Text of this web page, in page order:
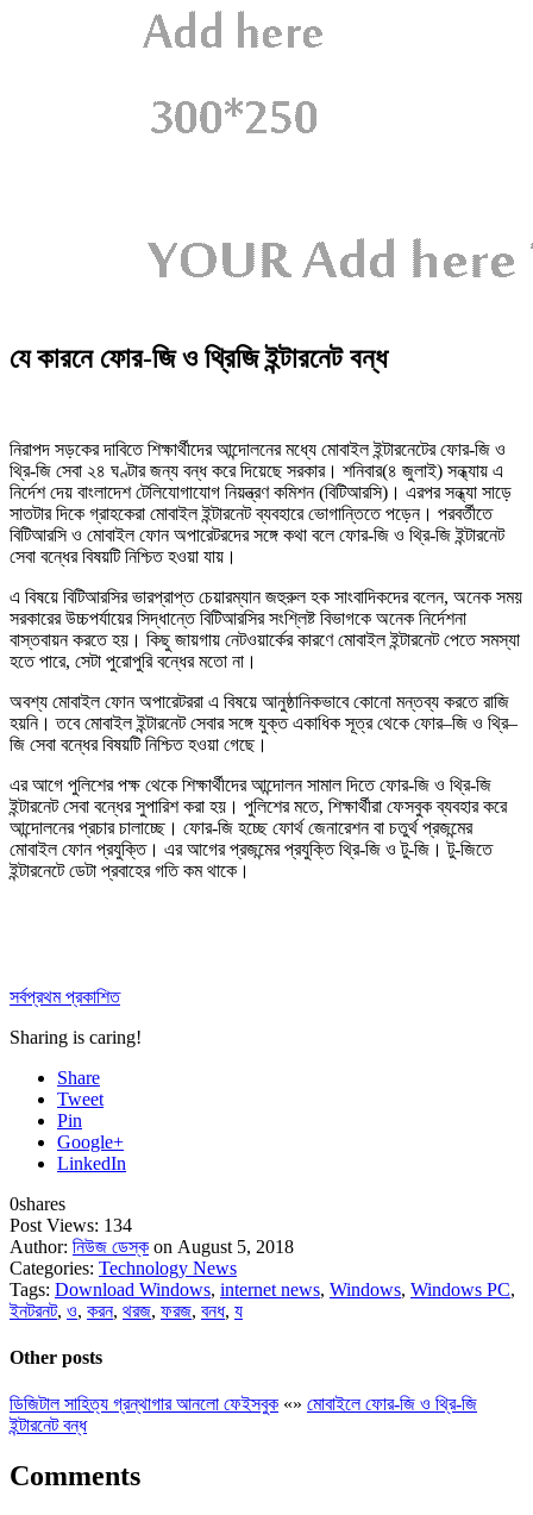
যে কারনে ফোর-জি ও থ্রিজি ইন্টারনেট বন্ধ
নিরাপদ সড়কের দাবিতে শিক্ষার্থীদের আন্দোলনের মধ্যে মোবাইল ইন্টারনেটের ফোর-জি ও
থ্রি-জি সেবা ২৪ ঘণ্টার জন্য বন্ধ করে দিয়েছে সরকার। শনিবার(৪ জুলাই) সন্ধ্যায় এ
নির্দেশ দেয় বাংলাদেশ টেলিযোগাযোগ নিয়ন্ত্রণ কমিশন (বিটিআরসি)। এরপর সন্ধ্যা সাড়ে
সাতটার দিকে গ্রাহকেরা মোবাইল ইন্টারনেট ব্যবহারে ভোগান্তিতে পড়েন। পরবর্তীতে
বিটিআরসি ও মোবাইল ফোন অপারেটরদের সঙ্গে কথা বলে ফোর-জি ও থ্রি-জি ইন্টারনেট
সেবা বন্ধের বিষয়টি নিশ্চিত হওয়া যায়।
এ বিষয়ে বিটিআরসির ভারপ্রাপ্ত চেয়ারম্যান জহুরুল হক সাংবাদিকদের বলেন, অনেক সময়
সরকারের উচ্চপর্যায়ের সিদ্ধান্তে বিটিআরসির সংশ্লিষ্ট বিভাগকে অনেক নির্দেশনা
বাস্তবায়ন করতে হয়। কিছু জায়গায় নেটওয়ার্কের কারণে মোবাইল ইন্টারনেট পেতে সমস্যা
হতে পারে, সেটা পুরোপুরি বন্ধের মতো না।
অবশ্য মোবাইল ফোন অপারেটররা এ বিষয়ে আনুষ্ঠানিকভাবে কোনো মন্তব্য করতে রাজি
হয়নি। তবে মোবাইল ইন্টারনেট সেবার সঙ্গে যুক্ত একাধিক সূত্র থেকে ফোর–জি ও থ্রি–
জি সেবা বন্ধের বিষয়টি নিশ্চিত হওয়া গেছে।
এর আগে পুলিশের পক্ষ থেকে শিক্ষার্থীদের আন্দোলন সামাল দিতে ফোর-জি ও থ্রি-জি
ইন্টারনেট সেবা বন্ধের সুপারিশ করা হয়। পুলিশের মতে, শিক্ষার্থীরা ফেসবুক ব্যবহার করে
আন্দোলনের প্রচার চালাচ্ছে। ফোর-জি হচ্ছে ফোর্থ জেনারেশন বা চতুর্থ প্রজন্মের
মোবাইল ফোন প্রযুক্তি। এর আগের প্রজন্মের প্রযুক্তি থ্রি-জি ও টু-জি। টু-জিতে
ইন্টারনেটে ডেটা প্রবাহের গতি কম থাকে।
সর্বপ্রথম প্রকাশিত
Sharing is caring!
Share
Tweet
Pin
Google+
LinkedIn
0shares
Post Views: 134
Author: নিউজ ডেস্ক on August 5, 2018
Categories: Technology News
Tags: Download Windows, internet news, Windows, Windows PC,
ইনটরনট, ও, করন, থরজ, ফরজ, বনধ, য
Other posts
ডিজিটাল সাহিত্য গ্রন্থাগার আনলো ফেইসবুক «» মোবাইলে ফোর-জি ও থ্রি-জি
ইন্টারনেট বন্ধ
Comments